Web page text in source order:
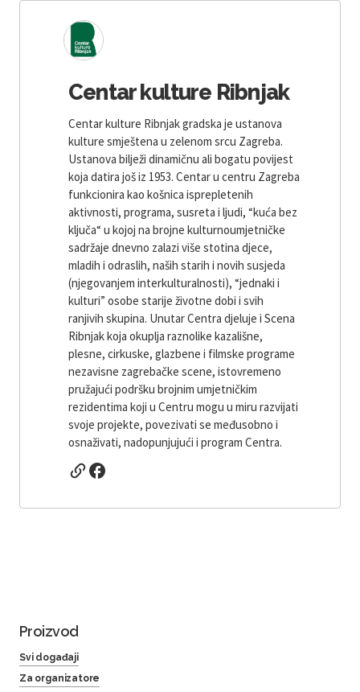
Centar kulture Ribnjak
Centar kulture Ribnjak gradska je ustanova
kulture smještena u zelenom srcu Zagreba.
Ustanova bilježi dinamičnu ali bogatu povijest
koja datira još iz 1953. Centar u centru Zagreba
funkcionira kao košnica isprepletenih
aktivnosti, programa, susreta i ljudi, “kuća bez
ključa“ u kojoj na brojne kulturnoumjetničke
sadržaje dnevno zalazi više stotina djece,
mladih i odraslih, naših starih i novih susjeda
(njegovanjem interkulturalnosti), “jednaki i
kulturi” osobe starije životne dobi i svih
ranjivih skupina. Unutar Centra djeluje i Scena
Ribnjak koja okuplja raznolike kazališne,
plesne, cirkuske, glazbene i filmske programe
nezavisne zagrebačke scene, istovremeno
pružajući podršku brojnim umjetničkim
rezidentima koji u Centru mogu u miru razvijati
svoje projekte, povezivati ​​se međusobno i
osnaživati, nadopunjujući i program Centra.
Proizvod
Svi događaji
Za organizatore